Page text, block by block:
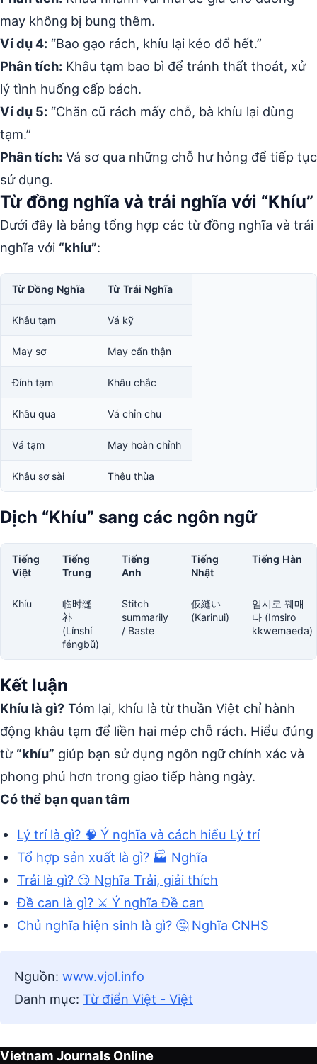
may không bị bung thêm.
Ví dụ 4: “Bao gạo rách, khíu lại kẻo đổ hết.”
Phân tích: Khâu tạm bao bì để tránh thất thoát, xử
lý tình huống cấp bách.
Ví dụ 5: “Chăn cũ rách mấy chỗ, bà khíu lại dùng
tạm.”
Phân tích: Vá sơ qua những chỗ hư hỏng để tiếp tục
sử dụng.
Từ đồng nghĩa và trái nghĩa với “Khíu”
Dưới đây là bảng tổng hợp các từ đồng nghĩa và trái
nghĩa với “khíu”:
Từ Đồng Nghĩa Từ Trái Nghĩa
Khâu tạm Vá kỹ
May sơ May cẩn thận
Đính tạm Khâu chắc
Khâu qua Vá chỉn chu
Vá tạm May hoàn chỉnh
Khâu sơ sài Thêu thùa
Dịch “Khíu” sang các ngôn ngữ
Tiếng
Việt
Tiếng
Trung
Tiếng
Anh
Tiếng
Nhật
Tiếng Hàn
Khíu
临时缝
补
(Línshí
féngbǔ)
Stitch
summarily
/ Baste
仮縫い
(Karinui)
임시로 꿰매
다 (Imsiro
kkwemaeda)
Kết luận
Khíu là gì? Tóm lại, khíu là từ thuần Việt chỉ hành
động khâu tạm để liền hai mép chỗ rách. Hiểu đúng
từ “khíu” giúp bạn sử dụng ngôn ngữ chính xác và
phong phú hơn trong giao tiếp hàng ngày.
Có thể bạn quan tâm
Lý trí là gì? 🧠 Ý nghĩa và cách hiểu Lý trí
Tổ hợp sản xuất là gì? 🏭 Nghĩa
Trải là gì? 😏 Nghĩa Trải, giải thích
Đề can là gì? ⚔️ Ý nghĩa Đề can
Chủ nghĩa hiện sinh là gì? 🤔 Nghĩa CNHS
Nguồn: www.vjol.info
Danh mục: Từ điển Việt - Việt
Vietnam Journals Online